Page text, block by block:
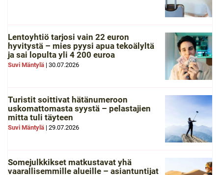
Lentoyhtiö tarjosi vain 22 euron
hyvitystä – mies pyysi apua tekoälyltä
ja sai lopulta yli 4 200 euroa
Suvi Mäntylä | 30.07.2026
Turistit soittivat hätänumeroon
uskomattomasta syystä – pelastajien
mitta tuli täyteen
Suvi Mäntylä | 29.07.2026
Somejulkkikset matkustavat yhä
vaarallisemmille alueille – asiantuntijat